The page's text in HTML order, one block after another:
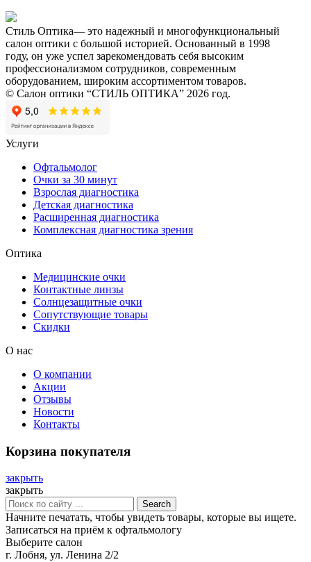
Стиль Оптика— это надежный и многофункциональный
салон оптики с большой историей. Основанный в 1998
году, он уже успел зарекомендовать себя высоким
профессионализмом сотрудников, современным
оборудованием, широким ассортиментом товаров.
© Салон оптики “СТИЛЬ ОПТИКА” 2026 год.
Услуги
Офтальмолог
Очки за 30 минут
Взрослая диагностика
Детская диагностика
Расширенная диагностика
Комплексная диагностика зрения
Оптика
Медицинские очки
Контактные линзы
Солнцезащитные очки
Сопутствующие товары
Скидки
О нас
О компании
Акции
Отзывы
Новости
Контакты
Корзина покупателя
закрыть
закрыть
Search
Начните печатать, чтобы увидеть товары, которые вы ищете.
Записаться на приём к офтальмологу
Выберите салон
г. Лобня, ул. Ленина 2/2